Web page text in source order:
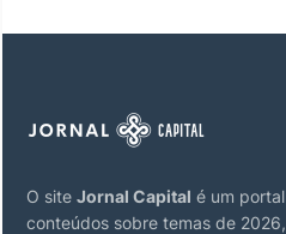
O site Jornal Capital é um
conteúdos sobre temas de